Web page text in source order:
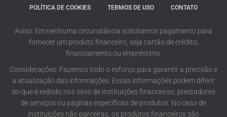
POLÍTICA DE COOKIES TERMOS DE USO CONTATO
Aviso: Em nenhuma circunstância solicitamos pagamento para
fornecer um produto financeiro, seja cartão de crédito,
financiamento ou empréstimo.
Considerações: Fazemos todo o esforço para garantir a precisão e
a atualização das informações. Essas informações podem diferir
do que é exibido nos sites de instituições financeiras, prestadores
de serviços ou páginas específicas de produtos. No caso de
instituições não parceiras, os produtos financeiros são